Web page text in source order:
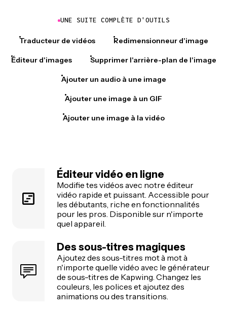
UNE SUITE COMPLÈTE D'OUTILS
Traducteur de vidéos Redimensionneur d'image
Éditeur d'images Supprimer l'arrière-plan de l'image
Ajouter un audio à une image
Ajouter une image à un GIF
Ajouter une image à la vidéo
Éditeur vidéo en ligne
Modifie tes vidéos avec notre éditeur
vidéo rapide et puissant. Accessible pour
les débutants, riche en fonctionnalités
pour les pros. Disponible sur n'importe
quel appareil.
Des sous-titres magiques
Ajoutez des sous-titres mot à mot à
n'importe quelle vidéo avec le générateur
de sous-titres de Kapwing. Changez les
couleurs, les polices et ajoutez des
animations ou des transitions.